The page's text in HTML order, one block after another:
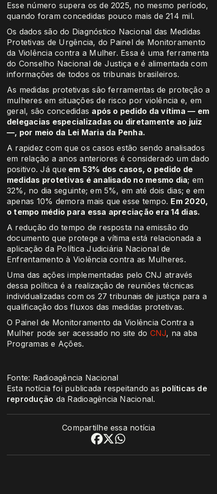
Esse número supera os de 2025, no mesmo período,
quando foram concedidas pouco mais de 214 mil.
Os dados são do Diagnóstico Nacional das Medidas
Protetivas de Urgência, do Painel de Monitoramento
da Violência contra a Mulher. Essa é uma ferramenta
do Conselho Nacional de Justiça e é alimentada com
informações de todos os tribunais brasileiros.
As medidas protetivas são ferramentas de proteção a
mulheres em situações de risco por violência e, em
geral, são concedidas após o pedido da vítima — em
delegacias especializadas ou diretamente ao juiz
—, por meio da Lei Maria da Penha.
A rapidez com que os casos estão sendo analisados
em relação a anos anteriores é considerado um dado
positivo. Já que em 53% dos casos, o pedido de
medidas protetivas é analisado no mesmo dia; em
32%, no dia seguinte; em 5%, em até dois dias; e em
apenas 10% demora mais que esse tempo. Em 2020,
o tempo médio para essa apreciação era 14 dias.
A redução do tempo de resposta na emissão do
documento que protege a vítima está relacionada a
aplicação da Política Judiciária Nacional de
Enfrentamento à Violência contra as Mulheres.
Uma das ações implementadas pelo CNJ através
dessa política é a realização de reuniões técnicas
individualizadas com os 27 tribunais de justiça para a
qualificação dos fluxos das medidas protetivas.
O Painel de Monitoramento da Violência Contra a
Mulher pode ser acessado no site do CNJ, na aba
Programas e Ações.
Fonte: Radioagência Nacional
Esta notícia foi publicada respeitando as políticas de
reprodução da Radioagência Nacional.
Compartilhe essa notícia